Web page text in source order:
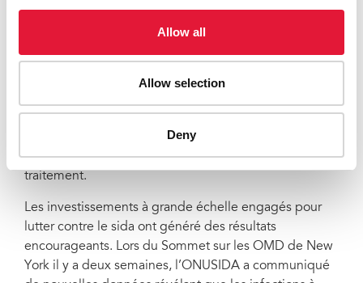
Allow all
Allow selection
Deny
accès au traitement grâce à des financements fournis
par le Fonds mondial, c'est-à-dire plus de la moitié
des personnes aujourd’hui sous traitement. Toutefois,
personnes vivant avec le VIH qui ont un besoin urgent
de traitement. Pour cinq personnes nouvellement
infectées par le virus, deux seulement sont mises sous
traitement.
Les investissements à grande échelle engagés pour
lutter contre le sida ont généré des résultats
encourageants. Lors du Sommet sur les OMD de New
York il y a deux semaines, l’ONUSIDA a communiqué